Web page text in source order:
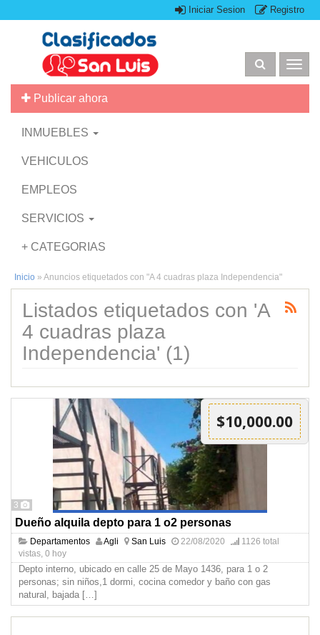
Iniciar Sesion Registro
Publicar ahora
INMUEBLES
VEHICULOS
EMPLEOS
SERVICIOS
+ CATEGORIAS
Inicio » Anuncios etiquetados con "A 4 cuadras plaza Independencia"
Listados etiquetados con 'A
4 cuadras plaza
Independencia' (1)
3
$10,000.00
Dueño alquila depto para 1 o2 personas
Departamentos Agli San Luis 22/08/2020
1126 total
vistas, 0 hoy
Depto interno, ubicado en calle 25 de Mayo 1436, para 1 o 2
personas; sin niños,1 dormi, cocina comedor y baño con gas
natural, bajada […]